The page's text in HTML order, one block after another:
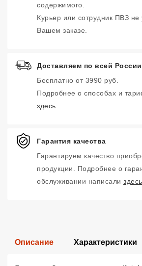
содержимого.
Курьер или сотрудник ПВЗ не
Вашем заказе.
Доставляем по всей России
Бесплатно от 3990 руб.
Подробнее о способах и
здесь
Гарантия качества
Гарантируем качество
продукции. Подробнее о
обслуживании написали здесь
Описание Характеристики